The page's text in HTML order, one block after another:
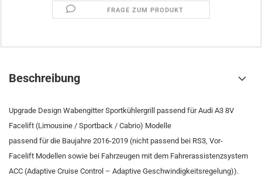
FRAGE ZUM PRODUKT
Beschreibung
Upgrade Design Wabengitter Sportkühlergrill passend für Audi A3 8V
Facelift (Limousine / Sportback / Cabrio) Modelle
passend für die Baujahre 2016-2019 (nicht passend bei RS3, Vor-
Facelift Modellen sowie bei Fahrzeugen mit dem Fahrerassistenzsystem
ACC (Adaptive Cruise Control – Adaptive Geschwindigkeitsregelung)).